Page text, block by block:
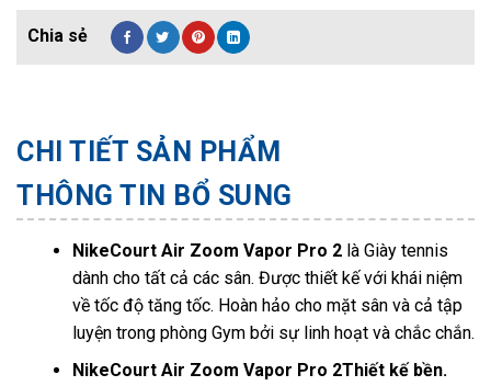
CHI TIẾT SẢN PHẨM
THÔNG TIN BỔ SUNG
NikeCourt Air Zoom Vapor Pro 2 là Giày tennis
dành cho tất cả các sân. Được thiết kế với khái niệm
về tốc độ tăng tốc. Hoàn hảo cho mặt sân và cả tập
luyện trong phòng Gym bởi sự linh hoạt và chắc chắn.
NikeCourt Air Zoom Vapor Pro 2Thiết kế bền.